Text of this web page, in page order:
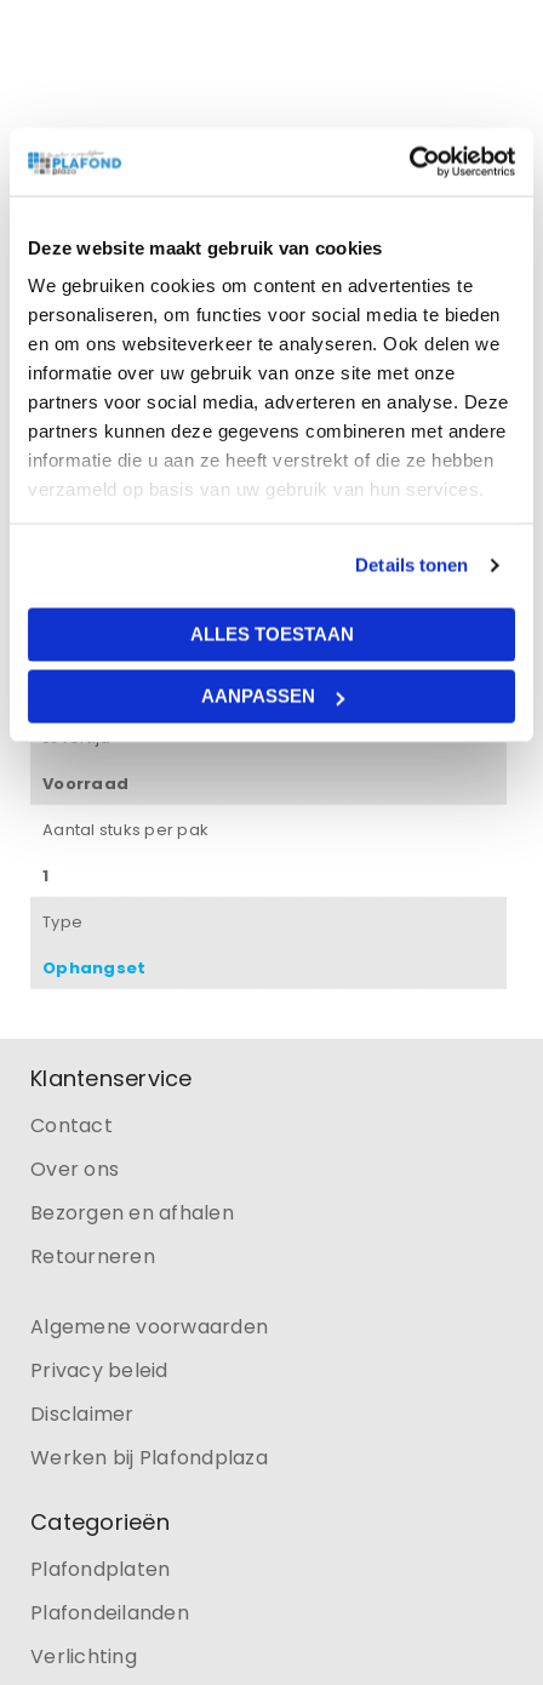
Deze website maakt gebruik van cookies
We gebruiken cookies om content en advertenties te
personaliseren, om functies voor social media te bieden
en om ons websiteverkeer te analyseren. Ook delen we
informatie over uw gebruik van onze site met onze
partners voor social media, adverteren en analyse. Deze
partners kunnen deze gegevens combineren met andere
informatie die u aan ze heeft verstrekt of die ze hebben
verzameld op basis van uw gebruik van hun services.
Details tonen
ALLES TOESTAAN
AANPASSEN
de Ecophon Solo plafondeilanden te monteren aan het
bouwplafond. Bij de Ecophon Solo 1200×1200 mm &
800x400mm heeft u drie kabels nodig voor 1
plafondeiland. Vervolgens heeft u 3 spiraalankers nodig
om de kabels in de eilanden te bevestigen. Om het een
mooie afwerking te geven kunt u de kabelhanger
afsluiten met een plafondkapje. Het pakket biedt genoeg
– 24 spiraalankers
Levertijd
Voorraad
Aantal stuks per pak
1
Type
Ophangset
Klantenservice
Contact
Over ons
Bezorgen en afhalen
Retourneren
Algemene voorwaarden
Privacy beleid
Disclaimer
Werken bij Plafondplaza
Categorieën
Plafondplaten
Plafondeilanden
Verlichting